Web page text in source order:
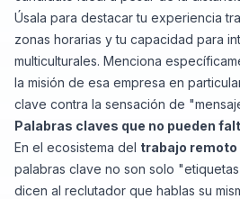
Úsala para destacar tu experiencia
zonas horarias y tu capacidad para
multiculturales. Menciona
la misión de esa empresa en
clave contra la sensación de
Palabras claves que no pueden
En el ecosistema del trabajo remoto
palabras clave no son solo
dicen al reclutador que hablas su